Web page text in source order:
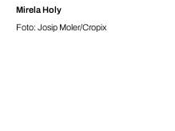
Mirela Holy
Foto: Josip Moler/Cropix